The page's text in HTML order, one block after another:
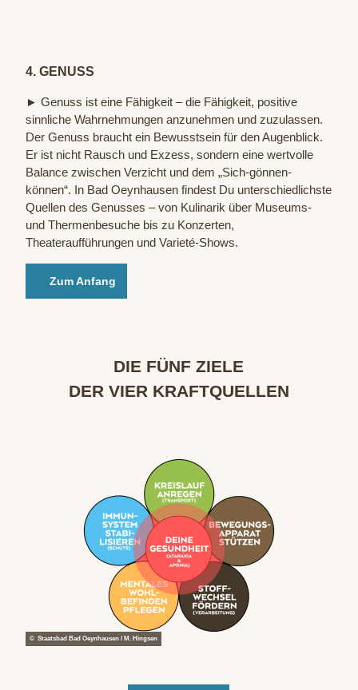
4. GENUSS
► Genuss ist eine Fähigkeit – die Fähigkeit, positive
sinnliche Wahrnehmungen anzunehmen und zuzulassen.
Der Genuss braucht ein Bewusstsein für den Augenblick.
Er ist nicht Rausch und Exzess, sondern eine wertvolle
Balance zwischen Verzicht und dem „Sich-gönnen-
können“. In Bad Oeynhausen findest Du unterschiedlichste
Quellen des Genusses – von Kulinarik über Museums-
und Thermenbesuche bis zu Konzerten,
Theateraufführungen und Varieté-Shows.
Zum Anfang
e
DIE FÜNF ZIELE
DER VIER KRAFTQUELLEN
© Staatsbad Bad Oeynhausen / M. Hingsen